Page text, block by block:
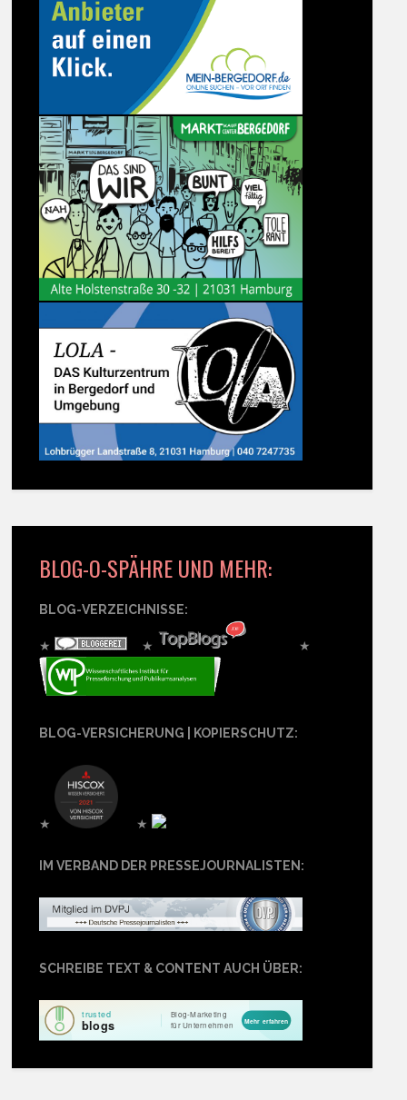
BLOG-O-SPÄHRE UND MEHR:
BLOG-VERZEICHNISSE:
★ ★ ★
BLOG-VERSICHERUNG | KOPIERSCHUTZ:
★ ★
IM VERBAND DER PRESSEJOURNALISTEN:
SCHREIBE TEXT & CONTENT AUCH ÜBER: